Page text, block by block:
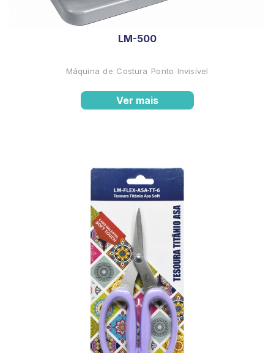
LM-500
Máquina de Costura Ponto Invisível
Ver mais